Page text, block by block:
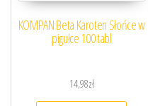
KOMPAN Beta Karoten Słońce w
pigułce 100 tabl
14,98zł